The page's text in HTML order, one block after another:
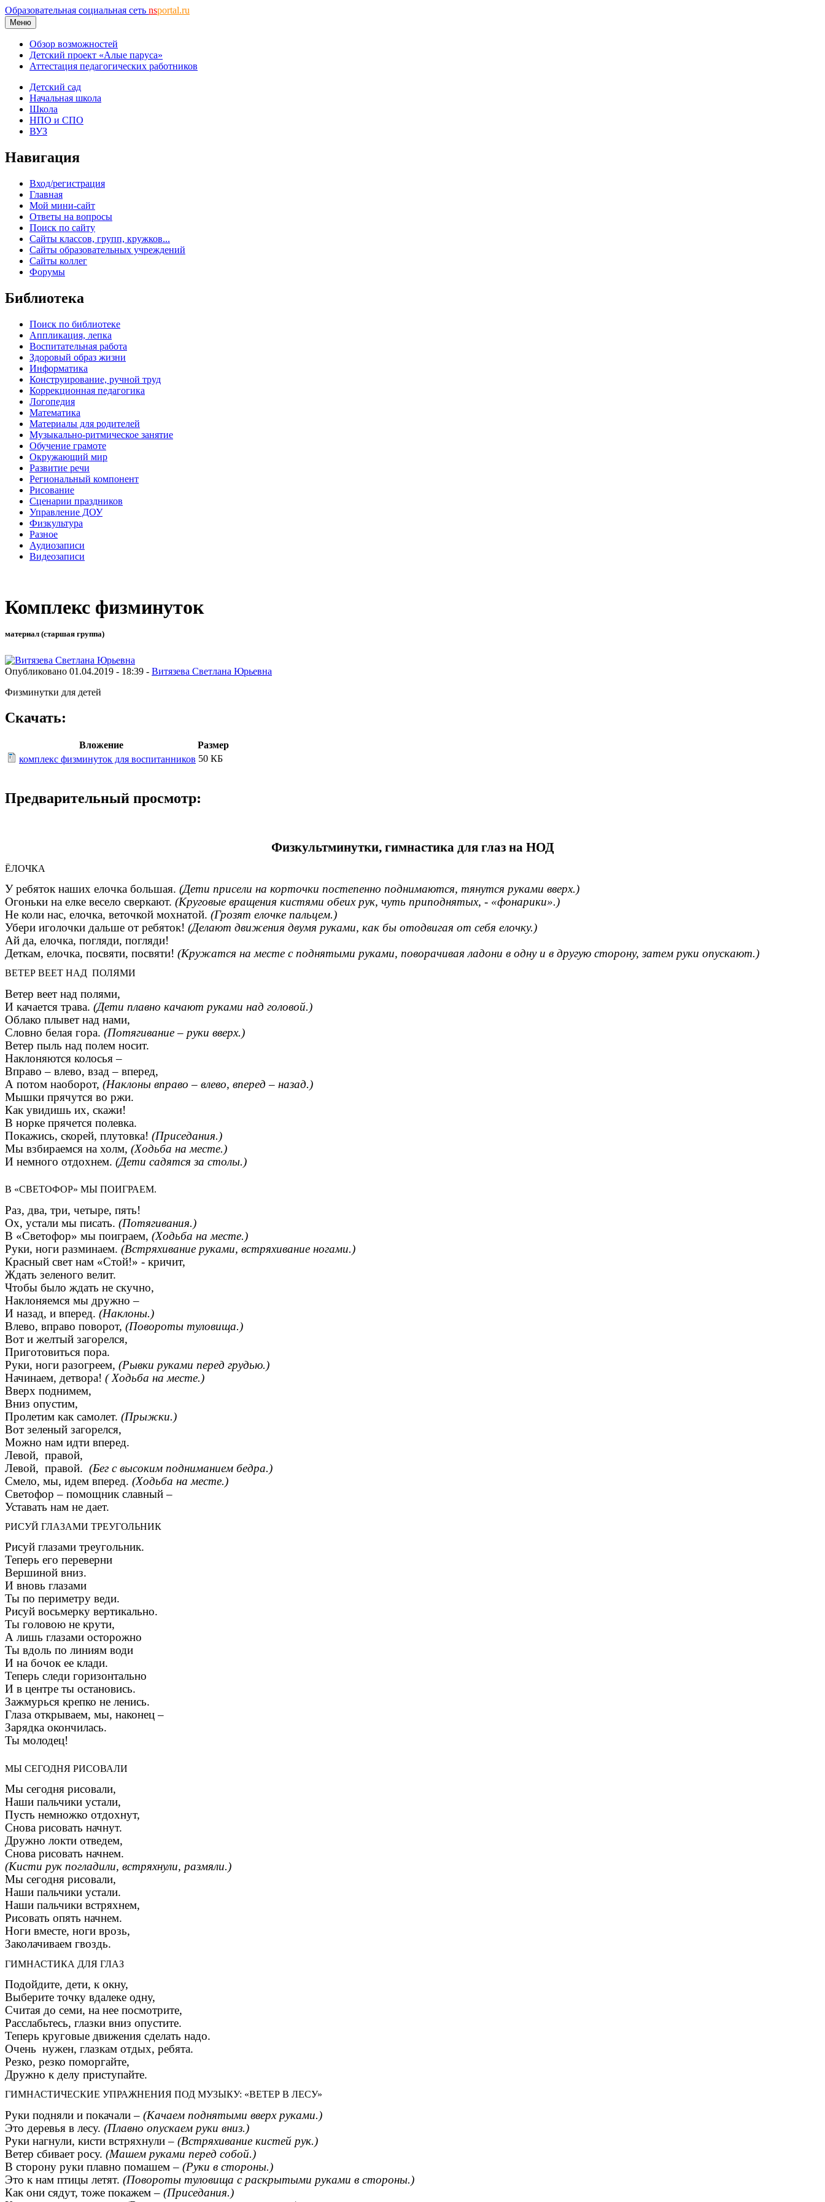
Образовательная социальная сеть nsportal.ru
Меню
Обзор возможностей
Детский проект «Алые паруса»
Аттестация педагогических работников
Детский сад
Начальная школа
Школа
НПО и СПО
ВУЗ
Навигация
Вход/регистрация
Главная
Мой мини-сайт
Ответы на вопросы
Поиск по сайту
Сайты классов, групп, кружков...
Сайты образовательных учреждений
Сайты коллег
Форумы
Библиотека
Поиск по библиотеке
Аппликация, лепка
Воспитательная работа
Здоровый образ жизни
Информатика
Конструирование, ручной труд
Коррекционная педагогика
Логопедия
Математика
Материалы для родителей
Музыкально-ритмическое занятие
Обучение грамоте
Окружающий мир
Развитие речи
Региональный компонент
Рисование
Сценарии праздников
Управление ДОУ
Физкультура
Разное
Аудиозаписи
Видеозаписи
Комплекс физминуток
материал (старшая группа)
Опубликовано 01.04.2019 - 18:39 - Витязева Светлана Юрьевна
Физминутки для детей
Скачать:
Вложение
Размер
комплекс физминуток для воспитанников 50 КБ
Предварительный просмотр:
Физкультминутки, гимнастика для глаз на НОД
ЁЛОЧКА
У ребяток наших елочка большая. (Дети присели на корточки постепенно поднимаются, тянутся руками вверх.)
Огоньки на елке весело сверкают. (Круговые вращения кистями обеих рук, чуть приподнятых, - «фонарики».)
Не коли нас, елочка, веточкой мохнатой. (Грозят елочке пальцем.)
Убери иголочки дальше от ребяток! (Делают движения двумя руками, как бы отодвигая от себя елочку.)
Ай да, елочка, погляди, погляди!
Деткам, елочка, посвяти, посвяти! (Кружатся на месте с поднятыми руками, поворачивая ладони в одну и в другую сторону, затем руки опускают.)
ВЕТЕР ВЕЕТ НАД ПОЛЯМИ
Ветер веет над полями,
И качается трава. (Дети плавно качают руками над головой.)
Облако плывет над нами,
Словно белая гора. (Потягивание – руки вверх.)
Ветер пыль над полем носит.
Наклоняются колосья –
Вправо – влево, взад – вперед,
А потом наоборот, (Наклоны вправо – влево, вперед – назад.)
Мышки прячутся во ржи.
Как увидишь их, скажи!
В норке прячется полевка.
Покажись, скорей, плутовка! (Приседания.)
Мы взбираемся на холм, (Ходьба на месте.)
И немного отдохнем. (Дети садятся за столы.)
В «СВЕТОФОР» МЫ ПОИГРАЕМ.
Раз, два, три, четыре, пять!
Ох, устали мы писать. (Потягивания.)
В «Светофор» мы поиграем, (Ходьба на месте.)
Руки, ноги разминаем. (Встряхивание руками, встряхивание ногами.)
Красный свет нам «Стой!» - кричит,
Ждать зеленого велит.
Чтобы было ждать не скучно,
Наклоняемся мы дружно –
И назад, и вперед. (Наклоны.)
Влево, вправо поворот, (Повороты туловища.)
Вот и желтый загорелся,
Приготовиться пора.
Руки, ноги разогреем, (Рывки руками перед грудью.)
Начинаем, детвора! ( Ходьба на месте.)
Вверх поднимем,
Вниз опустим,
Пролетим как самолет. (Прыжки.)
Вот зеленый загорелся,
Можно нам идти вперед.
Левой, правой,
Левой, правой. (Бег с высоким подниманием бедра.)
Смело, мы, идем вперед. (Ходьба на месте.)
Светофор – помощник славный –
Уставать нам не дает.
РИСУЙ ГЛАЗАМИ ТРЕУГОЛЬНИК
Рисуй глазами треугольник.
Теперь его переверни
Вершиной вниз.
И вновь глазами
Ты по периметру веди.
Рисуй восьмерку вертикально.
Ты головою не крути,
А лишь глазами осторожно
Ты вдоль по линиям води
И на бочок ее клади.
Теперь следи горизонтально
И в центре ты остановись.
Зажмурься крепко не ленись.
Глаза открываем, мы, наконец –
Зарядка окончилась.
Ты молодец!
МЫ СЕГОДНЯ РИСОВАЛИ
Мы сегодня рисовали,
Наши пальчики устали,
Пусть немножко отдохнут,
Снова рисовать начнут.
Дружно локти отведем,
Снова рисовать начнем.
(Кисти рук погладили, встряхнули, размяли.)
Мы сегодня рисовали,
Наши пальчики устали.
Наши пальчики встряхнем,
Рисовать опять начнем.
Ноги вместе, ноги врозь,
Заколачиваем гвоздь.
ГИМНАСТИКА ДЛЯ ГЛАЗ
Подойдите, дети, к окну,
Выберите точку вдалеке одну,
Считая до семи, на нее посмотрите,
Расслабьтесь, глазки вниз опустите.
Теперь круговые движения сделать надо.
Очень нужен, глазкам отдых, ребята.
Резко, резко поморгайте,
Дружно к делу приступайте.
ГИМНАСТИЧЕСКИЕ УПРАЖНЕНИЯ ПОД МУЗЫКУ: «ВЕТЕР В ЛЕСУ»
Руки подняли и покачали – (Качаем поднятыми вверх руками.)
Это деревья в лесу. (Плавно опускаем руки вниз.)
Руки нагнули, кисти встряхнули – (Встряхивание кистей рук.)
Ветер сбивает росу. (Машем руками перед собой.)
В сторону руки плавно помашем – (Руки в стороны.)
Это к нам птицы летят. (Повороты туловища с раскрытыми руками в стороны.)
Как они сядут, тоже покажем – (Приседания.)